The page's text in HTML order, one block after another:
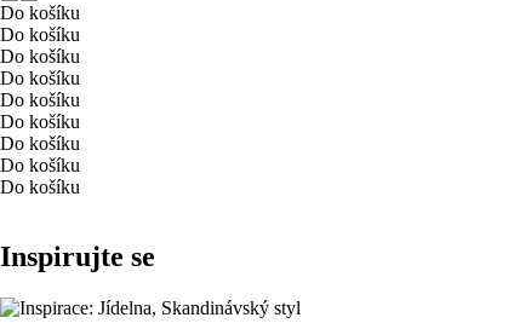
Do košíku
Do košíku
Do košíku
Do košíku
Do košíku
Do košíku
Do košíku
Do košíku
Do košíku
Inspirujte se